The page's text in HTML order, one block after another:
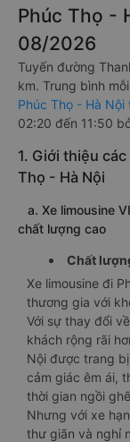
Phúc Thọ -
08/2026
Tuyến đường
km. Trung bình
Phúc Thọ - Hà Nội
02:20 đến 11:50
1. Giới thiệu
Thọ - Hà Nội
a. Xe limousine
chất lượng cao
Chất
Xe limousine đi
thương gia với
Với sự thay đổi
khách rộng rãi
Nội được trang
cảm giác êm ái,
thời gian ngồi
Nhưng với xe
thư giãn và nghỉ